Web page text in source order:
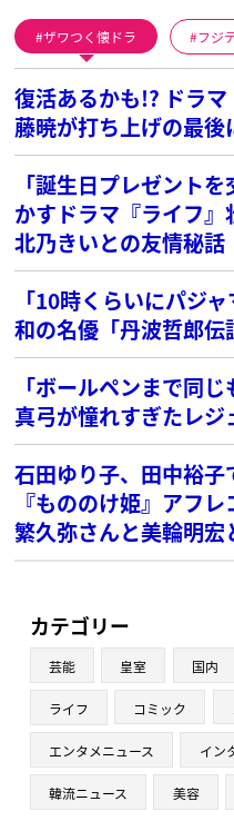
ザワつく懐ドラ フジ
復活あるかも!? ドラ
藤暁が打ち上げの最
「誕生日プレゼント
かすドラマ『ライフ
北乃きいとの友情秘話
「10時くらいにパジ
和の名優「丹波哲郎伝
「ボールペンまで同
真弓が憧れすぎたレ
石田ゆり子、田中裕子
『もののけ姫』アフ
繁久弥さんと美輪明宏
カテゴリー
芸能 皇室 国内
ライフ コミック
エンタメニュース イン
韓流ニュース 美容